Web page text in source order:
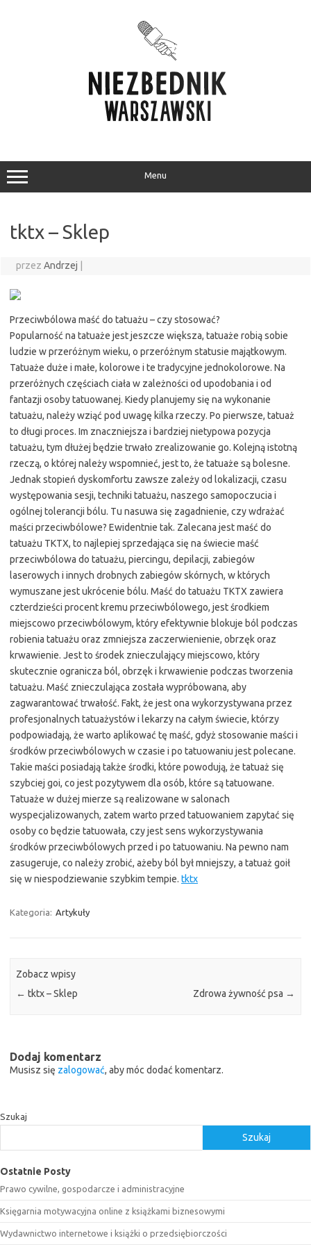
Menu
tktx – Sklep
przez Andrzej
Przeciwbólowa maść do tatuażu – czy stosować?
Popularność na tatuaże jest jeszcze większa, tatuaże robią sobie
ludzie w przeróżnym wieku, o przeróżnym statusie majątkowym.
Tatuaże duże i małe, kolorowe i te tradycyjne jednokolorowe. Na
przeróżnych częściach ciała w zależności od upodobania i od
fantazji osoby tatuowanej. Kiedy planujemy się na wykonanie
tatuażu, należy wziąć pod uwagę kilka rzeczy. Po pierwsze, tatuaż
to długi proces. Im znaczniejsza i bardziej nietypowa pozycja
tatuażu, tym dłużej będzie trwało zrealizowanie go. Kolejną istotną
rzeczą, o której należy wspomnieć, jest to, że tatuaże są bolesne.
Jednak stopień dyskomfortu zawsze zależy od lokalizacji, czasu
występowania sesji, techniki tatuażu, naszego samopoczucia i
ogólnej tolerancji bólu. Tu nasuwa się zagadnienie, czy wdrażać
maści przeciwbólowe? Ewidentnie tak. Zalecana jest maść do
tatuażu TKTX, to najlepiej sprzedająca się na świecie maść
przeciwbólowa do tatuażu, piercingu, depilacji, zabiegów
laserowych i innych drobnych zabiegów skórnych, w których
wymuszane jest ukrócenie bólu. Maść do tatuażu TKTX zawiera
czterdzieści procent kremu przeciwbólowego, jest środkiem
miejscowo przeciwbólowym, który efektywnie blokuje ból podczas
robienia tatuażu oraz zmniejsza zaczerwienienie, obrzęk oraz
krwawienie. Jest to środek znieczulający miejscowo, który
skutecznie ogranicza ból, obrzęk i krwawienie podczas tworzenia
tatuażu. Maść znieczulająca została wypróbowana, aby
zagwarantować trwałość. Fakt, że jest ona wykorzystywana przez
profesjonalnych tatuażystów i lekarzy na całym świecie, którzy
podpowiadają, że warto aplikować tę maść, gdyż stosowanie maści i
środków przeciwbólowych w czasie i po tatuowaniu jest polecane.
Takie maści posiadają także środki, które powodują, że tatuaż się
szybciej goi, co jest pozytywem dla osób, które są tatuowane.
Tatuaże w dużej mierze są realizowane w salonach
wyspecjalizowanych, zatem warto przed tatuowaniem zapytać się
osoby co będzie tatuowała, czy jest sens wykorzystywania
środków przeciwbólowych przed i po tatuowaniu. Na pewno nam
zasugeruje, co należy zrobić, ażeby ból był mniejszy, a tatuaż goił
się w niespodziewanie szybkim tempie. tktx
Kategoria: Artykuły
Zobacz wpisy
← tktx – Sklep Zdrowa żywność psa →
Dodaj komentarz
Musisz się zalogować, aby móc dodać komentarz.
Szukaj
Szukaj
Ostatnie Posty
Prawo cywilne, gospodarcze i administracyjne
Księgarnia motywacyjna online z książkami biznesowymi
Wydawnictwo internetowe i książki o przedsiębiorczości